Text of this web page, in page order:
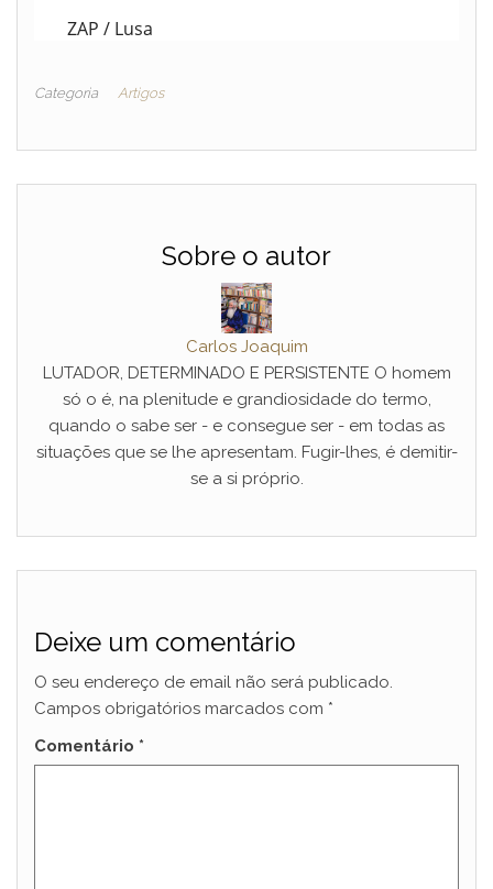
ZAP / Lusa
Categoria Artigos
Sobre o autor
Carlos Joaquim
LUTADOR, DETERMINADO E PERSISTENTE O homem
só o é, na plenitude e grandiosidade do termo,
quando o sabe ser - e consegue ser - em todas as
situações que se lhe apresentam. Fugir-lhes, é demitir-
se a si próprio.
Deixe um comentário
O seu endereço de email não será publicado.
Campos obrigatórios marcados com *
Comentário *